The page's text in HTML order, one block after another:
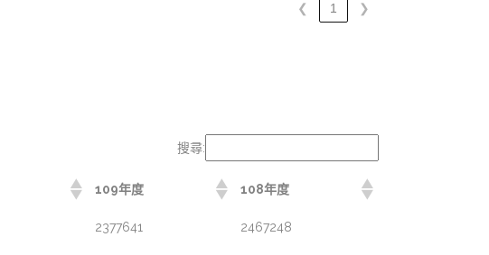
❮ 1 ❯
搜尋:
109年度 108年度
2377641 2467248